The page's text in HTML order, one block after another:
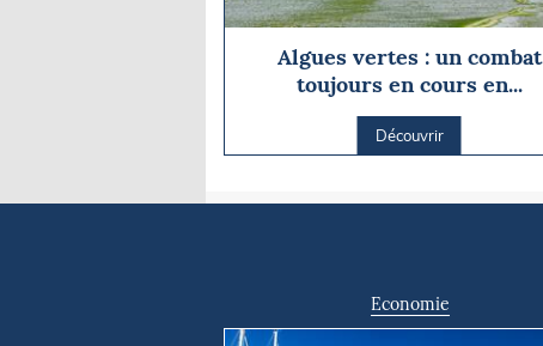
Algues vertes : un combat
toujours en cours en...
Découvrir
Economie